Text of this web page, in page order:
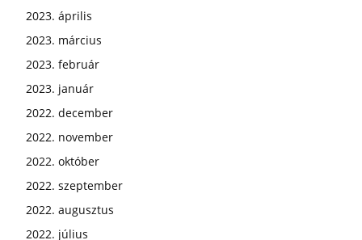
2023. április
2023. március
2023. február
2023. január
2022. december
2022. november
2022. október
2022. szeptember
2022. augusztus
2022. július